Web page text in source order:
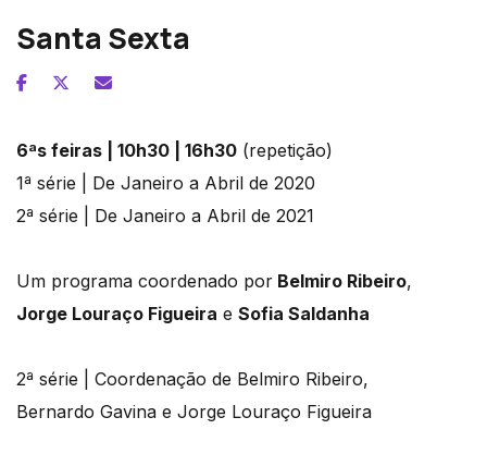
Santa Sexta
6ªs feiras | 10h30 | 16h30 (repetição)
1ª série | De Janeiro a Abril de 2020
2ª série | De Janeiro a Abril de 2021
Um programa coordenado por Belmiro Ribeiro,
Jorge Louraço Figueira e Sofia Saldanha
2ª série | Coordenação de Belmiro Ribeiro,
Bernardo Gavina e Jorge Louraço Figueira